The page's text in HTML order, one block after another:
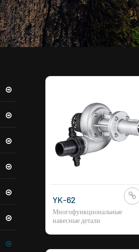
YK-62
Многофункциональные
навесные детали